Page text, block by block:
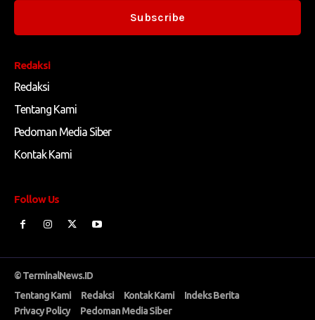
Redaksi
Redaksi
Tentang Kami
Pedoman Media Siber
Kontak Kami
Follow Us
Subscribe
© TerminalNews.ID
Tentang Kami
Redaksi Kontak Kami
Indeks Berita
Privacy Policy
Pedoman Media Siber